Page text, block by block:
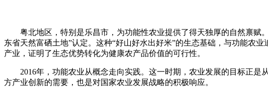
粤北地区，特别是乐昌市，为功能性农业提供了得天独厚的自然禀赋
东省天然富硒土地”认定。这种“好山好水出好米”的生态基础，与功能农
产业，证明了生态优势转化为健康农产品价值的可行性。
2016年，功能农业从概念走向实践。这一时期，农业发展的目标正是
方产业创新的需要，也是对国家农业发展战略的积极响应。